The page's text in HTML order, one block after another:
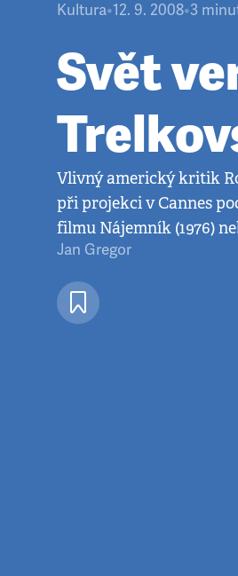
Kultura•12. 9. 2008•3
Svět
Vlivný americký kritik
při projekci v Cannes
filmu Nájemník (1976)
Jan Gregor